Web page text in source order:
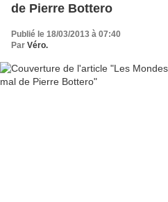
de Pierre Bottero
Publié le 18/03/2013 à 07:40
Par Véro.